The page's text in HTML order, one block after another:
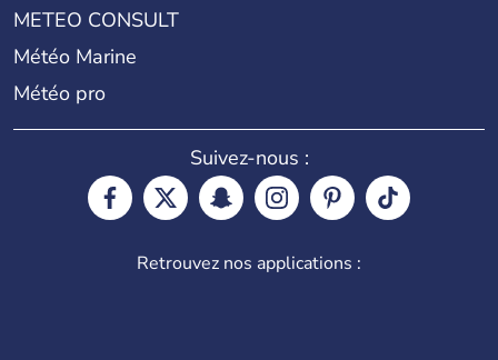
METEO CONSULT
Météo Marine
Météo pro
Suivez-nous :
Retrouvez nos applications :